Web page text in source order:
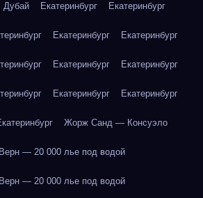
Дубай Екатеринбург Екатеринбург
Екатеринбург Екатеринбург
Екатеринбург Екатеринбург
Екатеринбург Екатеринбург
Жорж Санд — Консуэло
— 20 000 лье под водой
— 20 000 лье под водой